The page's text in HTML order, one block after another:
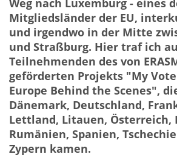
Weg nach Luxemburg - eines
Mitgliedsländer der EU,
und irgendwo in der Mitte
und Straßburg. Hier traf ich
Teilnehmenden des von
geförderten Projekts "My
Europe Behind the Scenes",
Dänemark, Deutschland,
Lettland, Litauen, Österreich,
Rumänien, Spanien,
Zypern kamen.